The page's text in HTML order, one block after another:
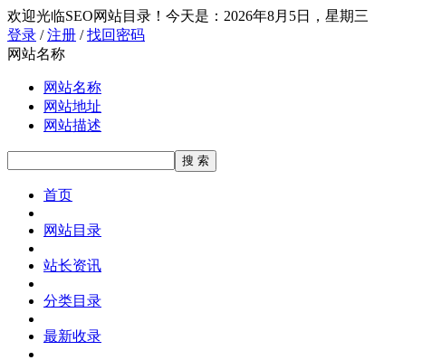
欢迎光临SEO网站目录！ 今天是：2026年8月5日，星期三
登录 /注册 /找回密码
网站名称
网站名称
网站地址
网站描述
首页
网站目录
站长资讯
分类目录
最新收录